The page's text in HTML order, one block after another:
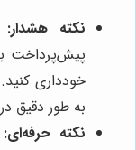
نکته هشدار:
پیش‌پرداخت
خودداری
به طور دقیق
نکته حرفه‌ای: